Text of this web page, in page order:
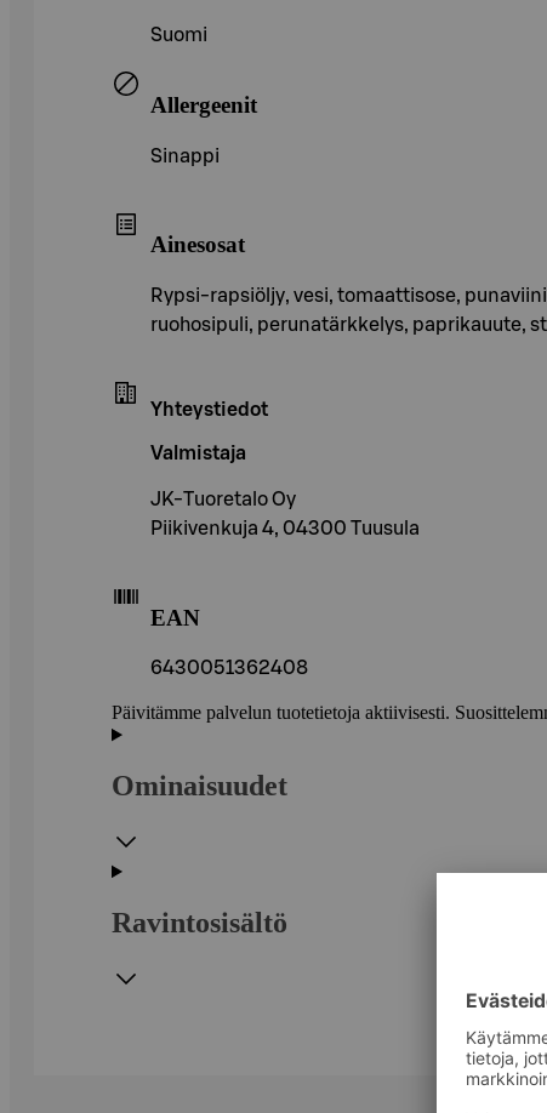
Suomi
Allergeenit
Sinappi
Ainesosat
Rypsi-rapsiöljy, vesi, tomaattisose,
ruohosipuli, perunatärkkelys, paprikauute,
Yhteystiedot
Valmistaja
JK-Tuoretalo Oy
Piikivenkuja 4, 04300 Tuusula
EAN
6430051362408
Päivitämme palvelun tuotetietoja aktiivisesti.
Ominaisuudet
Ravintosisältö